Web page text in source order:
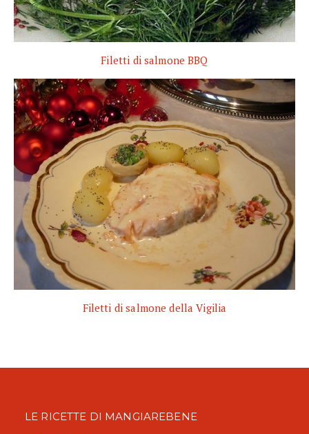
Filetti di salmone BBQ
Filetti di salmone della Vigilia
LE RICETTE DI MANGIAREBENE